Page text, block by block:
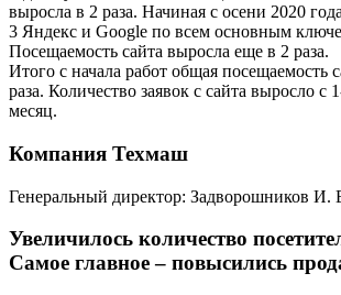
выросла в 2 раза. Начиная с осени 2020
3 Яндекс и Google по всем основным
Посещаемость сайта выросла еще в 2 раза.
Итого с начала работ общая посещаемость
раза. Количество заявок с сайта выросло с
месяц.
Компания Техмаш
Генеральный директор: Задворошников И.
Увеличилось количество
Самое главное – повысились